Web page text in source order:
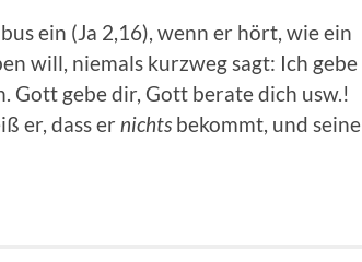
ein (Ja 2,16), wenn er hört, wie ein
will, niemals kurzweg sagt: Ich gebe
Gott gebe dir, Gott berate dich usw.!
er, dass er nichts bekommt, und seine